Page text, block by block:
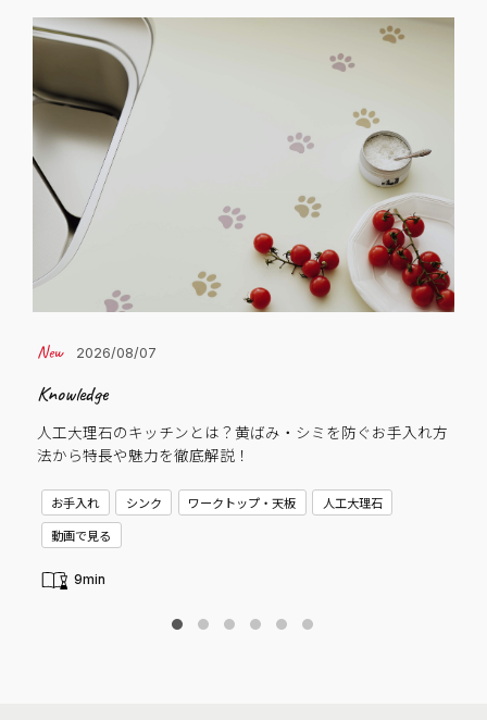
2026/08/07
Knowledge
人工大理石のキッチンとは？黄ばみ・シミを防ぐお手入れ方
法から特長や魅力を徹底解説！
お手入れ シンク ワークトップ・天板
人工大理石
動画で見る
9min